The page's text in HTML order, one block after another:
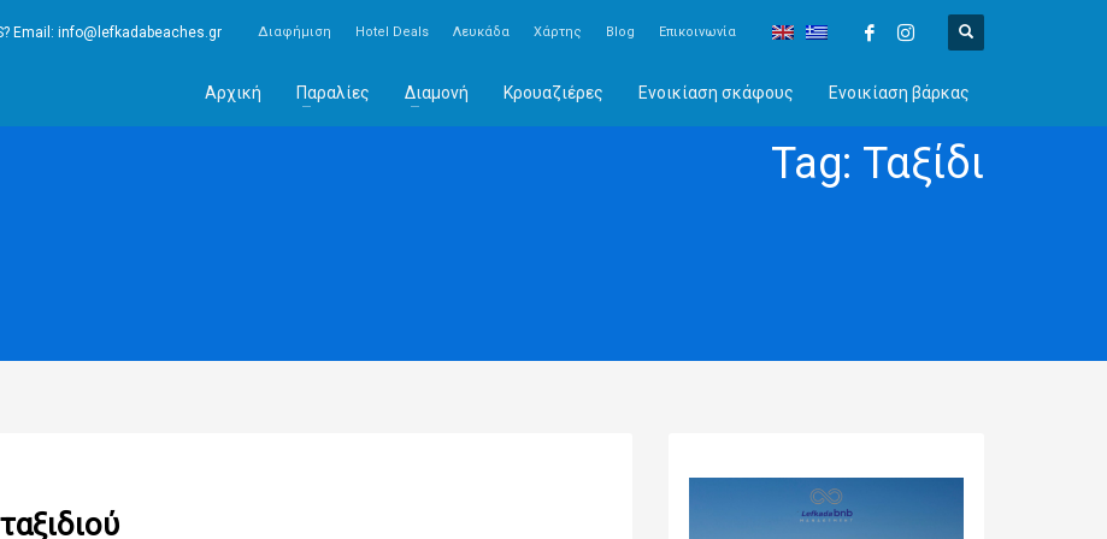
Email: info@lefkadabeaches.gr Διαφήμιση Hotel Deals Λευκάδα Χάρτης Blog Επικοινωνία
Αρχική Παραλίες Διαμονή Κρουαζιέρες Ενοικίαση σκάφους Ενοικίαση βάρκας
Tag: Ταξίδι